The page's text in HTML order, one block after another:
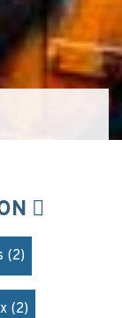
(2)
(2)